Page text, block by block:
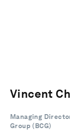
Vincent
Managing
Group (BCG)